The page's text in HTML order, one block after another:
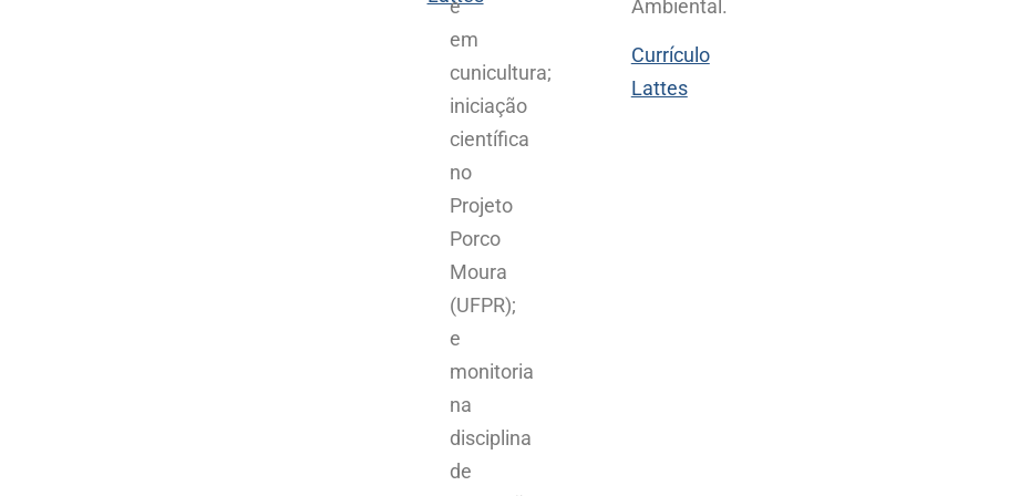
e
em
cunicultura;
iniciação
científica
no
Projeto
Porco
Moura
(UFPR);
e
monitoria
na
disciplina
de
Ambiental .
Currículo
Lattes